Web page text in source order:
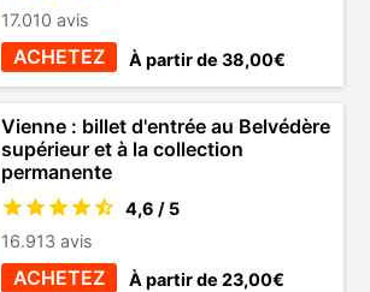
17.010 avis
ACHETEZ À partir de 38,00€
Vienne : billet d'entrée au Belvédère
supérieur et à la collection
permanente
4,6 / 5
16.913 avis
ACHETEZ À partir de 23,00€